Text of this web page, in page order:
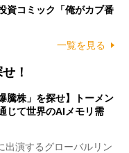
コミック「俺がカブ番
一覧を見る
！
騰株」を探せ】トーメン
じて世界のAIメモリ需
演するグローバルリン